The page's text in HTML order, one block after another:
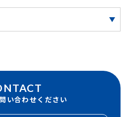
い合わせください